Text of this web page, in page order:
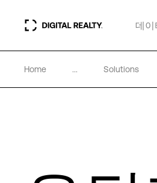
데이
Home ... Solutions